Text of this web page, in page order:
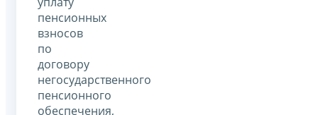
пенсионных
взносов
по
договору
негосударственного
пенсионного
обеспечения,